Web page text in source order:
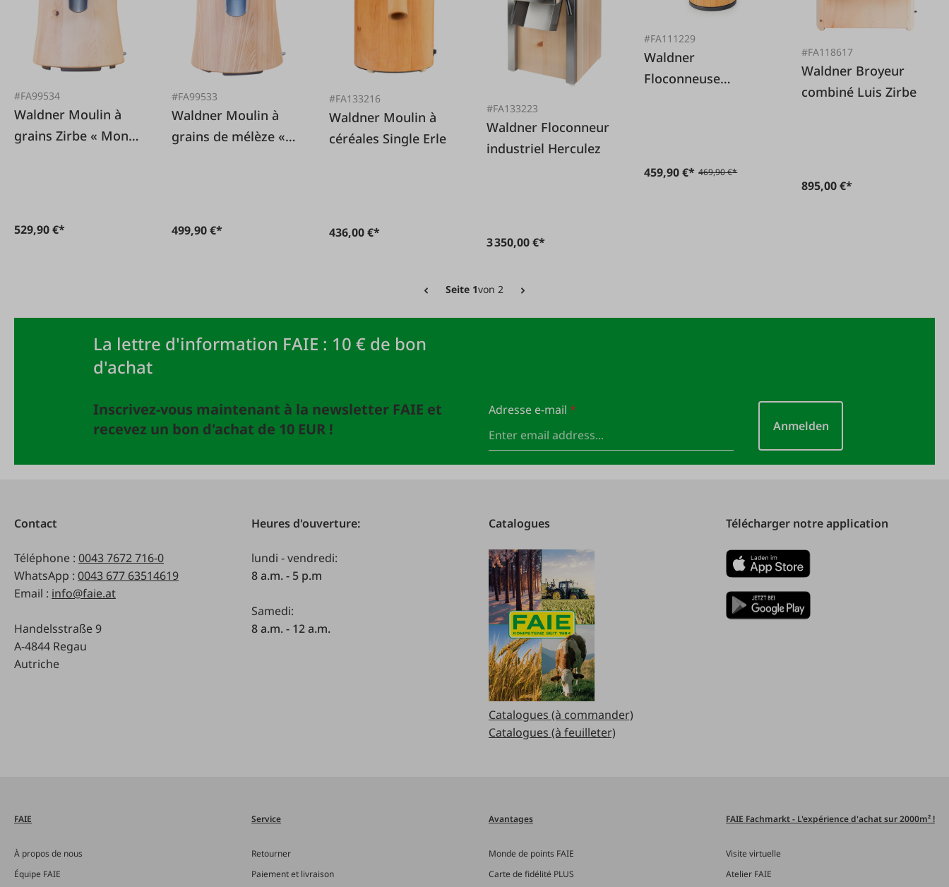
#FA99534
Waldner Moulin à
grains Zirbe « Mona
529,90 €*
#FA99533
Waldner Moulin à
grains de mélèze «
499,90 €*
#FA133216
Waldner Moulin à
céréales Single Erle
436,00 €*
#FA133223
Waldner Floconneur
industriel Herculez
3 350,00 €*
#FA111229
Waldner
Floconneuse
459,90 €* 469,90 €*
#FA118617
Waldner Broyeur
combiné Luis Zirbe
895,00 €*
Seite 1von 2
La lettre d'information FAIE : 10 € de bon
d'achat
Inscrivez-vous maintenant à la newsletter FAIE et
recevez un bon d'achat de 10 EUR !
Adresse e-mail *
Anmelden
Contact
Téléphone : 0043 7672 716-0
WhatsApp : 0043 677 63514619
Email : info@faie.at
Handelsstraße 9
A-4844 Regau
Autriche
Heures d'ouverture:
lundi - vendredi:
8 a.m. - 5 p.m
Samedi:
8 a.m. - 12 a.m.
Catalogues
Catalogues (à commander)
Catalogues (à feuilleter)
Télécharger notre application
FAIE
À propos de nous
Équipe FAIE
Service
Retourner
Paiement et livraison
Avantages
Monde de points FAIE
Carte de fidélité PLUS
FAIE Fachmarkt - L'expérience d'achat sur 2000m² !
Visite virtuelle
Atelier FAIE